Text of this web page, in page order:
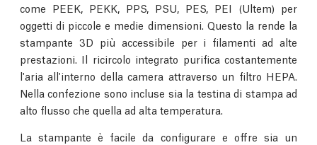
come PEEK, PEKK, PPS, PSU, PES, PEI (Ultem) per
oggetti di piccole e medie dimensioni. Questo la rende la
stampante 3D più accessibile per i filamenti ad alte
prestazioni. Il ricircolo integrato purifica costantemente
l'aria all'interno della camera attraverso un filtro HEPA.
Nella confezione sono incluse sia la testina di stampa ad
alto flusso che quella ad alta temperatura.
La stampante è facile da configurare e offre sia un